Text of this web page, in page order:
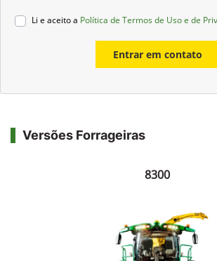
Li e aceito a Política de Termos de Uso e de
Entrar em contato
Versões Forrageiras
8300